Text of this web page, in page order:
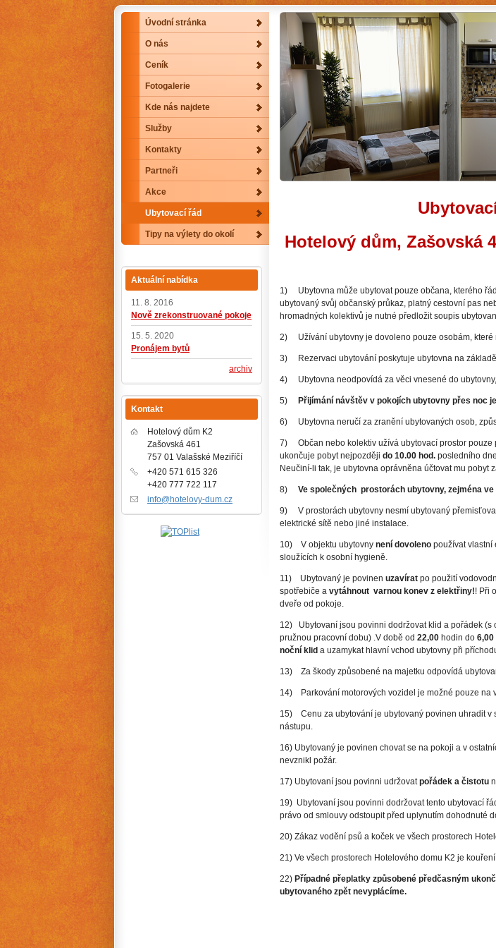
Hotelový dům, Zašovská
1) Ubytovna může ubytovat pouze občana, kterého
ubytovaný svůj občanský průkaz, platný cestovní pas
hromadných kolektivů je nutné předložit soupis
2) Užívání ubytovny je dovoleno pouze osobám, které
3) Rezervaci ubytování poskytuje ubytovna na
4) Ubytovna neodpovídá za věci vnesené do
5) Přijímání návštěv v pokojích ubytovny přes noc
6) Ubytovna neručí za zranění ubytovaných osob,
7) Občan nebo kolektiv užívá ubytovací prostor pouze
ukončuje pobyt nejpozději do 10.00 hod. posledního
Neučiní-li tak, je ubytovna oprávněna účtovat mu pobyt
8) Ve společných prostorách ubytovny, zejména
9) V prostorách ubytovny nesmí ubytovaný
elektrické sítě nebo jiné instalace.
10) V objektu ubytovny není dovoleno používat vlastní
sloužících k osobní hygieně.
11) Ubytovaný je povinen uzavírat po použití
spotřebiče a vytáhnout varnou konev z elektřiny!! Při
dveře od pokoje.
12) Ubytovaní jsou povinni dodržovat klid a pořádek (s
pružnou pracovní dobu) .V době od 22,00 hodin do 6,00
noční klid a uzamykat hlavní vchod ubytovny při
13) Za škody způsobené na majetku odpovídá
14) Parkování motorových vozidel je možné pouze na
15) Cenu za ubytování je ubytovaný povinen uhradit v
nástupu.
16) Ubytovaný je povinen chovat se na pokoji a v
nevznikl požár.
17) Ubytovaní jsou povinni udržovatpořádek a čistotu
19) Ubytovaní jsou povinni dodržovat tento ubytovací
právo od smlouvy odstoupit před uplynutím dohodnuté
20) Zákaz vodění psů a koček ve všech prostorech
21) Ve všech prostorech Hotelového domu K2 je
22) Případné přeplatky způsobené předčasným
ubytovaného zpět nevyplácíme.
Úvodní stránka
O nás
Ceník
Fotogalerie
Kde nás najdete
Služby
Kontakty
Partneři
Akce
Ubytovací řád
Tipy na výlety do okolí
Aktuální nabídka
11. 8. 2016
Nově zrekonstruované pokoje
15. 5. 2020
Pronájem bytů
archiv
Kontakt
Hotelový dům K2
Zašovská 461
757 01 Valašské Meziříčí
+420 571 615 326
+420 777 722 117
info@hotelovy-dum.cz